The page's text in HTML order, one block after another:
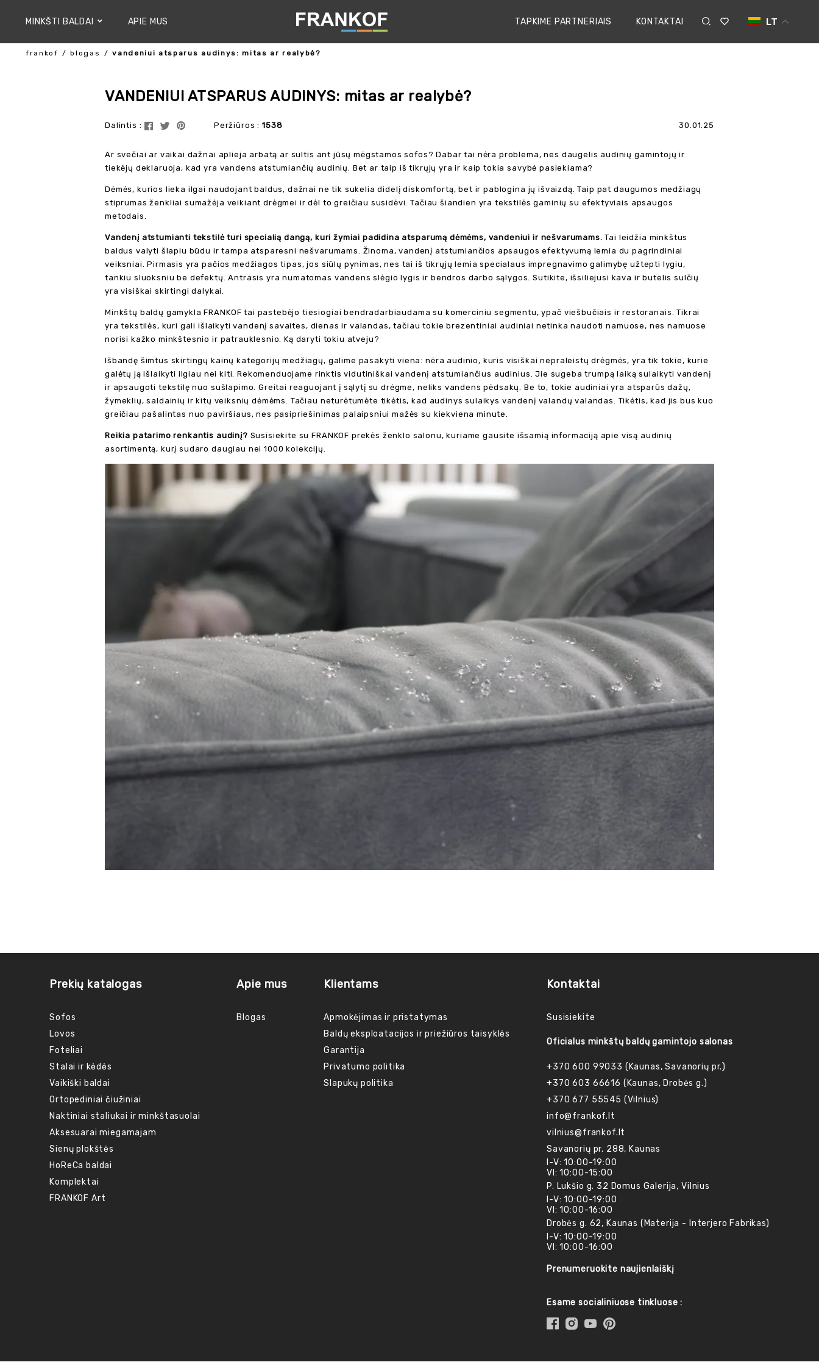
MINKŠTI BALDAI APIE MUS TAPKIME PARTNERIAIS KONTAKTAI LT
frankof blogas vandeniui atsparus audinys: mitas ar realybė?
VANDENIUI ATSPARUS AUDINYS: mitas ar realybė?
Dalintis : Peržiūros :1538 30.01.25
Ar svečiai ar vaikai dažnai aplieja arbatą ar sultis ant jūsų mėgstamos sofos? Dabar tai nėra problema, nes daugelis audinių gamintojų ir
tiekėjų deklaruoja, kad yra vandens atstumiančių audinių. Bet ar taip iš tikrųjų yra ir kaip tokia savybė pasiekiama?
Dėmės, kurios lieka ilgai naudojant baldus, dažnai ne tik sukelia didelį diskomfortą, bet ir pablogina jų išvaizdą. Taip pat daugumos medžiagų
stiprumas ženkliai sumažėja veikiant drėgmei ir dėl to greičiau susidėvi. Tačiau šiandien yra tekstilės gaminių su efektyviais apsaugos
metodais.
Vandenį atstumianti tekstilė turi specialią dangą, kuri žymiai padidina atsparumą dėmėms, vandeniui ir nešvarumams. Tai leidžia minkštus
baldus valyti šlapiu būdu ir tampa atsparesni nešvarumams. Žinoma, vandenį atstumiančios apsaugos efektyvumą lemia du pagrindiniai
veiksniai. Pirmasis yra pačios medžiagos tipas, jos siūlų pynimas, nes tai iš tikrųjų lemia specialaus impregnavimo galimybę užtepti lygiu,
tankiu sluoksniu be defektų. Antrasis yra numatomas vandens slėgio lygis ir bendros darbo sąlygos. Sutikite, išsiliejusi kava ir butelis sulčių
yra visiškai skirtingi dalykai.
Minkštų baldų gamykla FRANKOF tai pastebėjo tiesiogiai bendradarbiaudama su komerciniu segmentu, ypač viešbučiais ir restoranais. Tikrai
yra tekstilės, kuri gali išlaikyti vandenį savaites, dienas ir valandas, tačiau tokie brezentiniai audiniai netinka naudoti namuose, nes namuose
norisi kažko minkštesnio ir patrauklesnio. Ką daryti tokiu atveju?
Išbandę šimtus skirtingų kainų kategorijų medžiagų, galime pasakyti viena: nėra audinio, kuris visiškai nepraleistų drėgmės, yra tik tokie, kurie
galėtų ją išlaikyti ilgiau nei kiti. Rekomenduojame rinktis vidutiniškai vandenį atstumiančius audinius. Jie sugeba trumpą laiką sulaikyti vandenį
ir apsaugoti tekstilę nuo sušlapimo. Greitai reaguojant į sąlytį su drėgme, neliks vandens pėdsakų. Be to, tokie audiniai yra atsparūs dažų,
žymeklių, saldainių ir kitų veiksnių dėmėms. Tačiau neturėtumėte tikėtis, kad audinys sulaikys vandenį valandų valandas. Tikėtis, kad jis bus kuo
greičiau pašalintas nuo paviršiaus, nes pasipriešinimas palaipsniui mažės su kiekviena minute.
Reikia patarimo renkantis audinį? Susisiekite su FRANKOF prekės ženklo salonu, kuriame gausite išsamią informaciją apie visą audinių
asortimentą, kurį sudaro daugiau nei 1000 kolekcijų.
Prekių katalogas
Sofos
Lovos
Foteliai
Stalai ir kėdės
Vaikiški baldai
Ortopediniai čiužiniai
Naktiniai staliukai ir minkštasuolai
Aksesuarai miegamajam
Sienų plokštės
HoReCa baldai
Komplektai
FRANKOF Art
Apie mus
Blogas
Klientams
Apmokėjimas ir pristatymas
Baldų eksploatacijos ir priežiūros taisyklės
Garantija
Privatumo politika
Slapukų politika
Kontaktai
Susisiekite
Oficialus minkštų baldų gamintojo salonas
+370 600 99033 (Kaunas, Savanorių pr.)
+370 603 66616 (Kaunas, Drobės g.)
+370 677 55545 (Vilnius)
info@frankof.lt
vilnius@frankof.lt
Savanorių pr. 288, Kaunas
I-V: 10:00-19:00
VI: 10:00-15:00
P. Lukšio g. 32 Domus Galerija, Vilnius
I-V: 10:00-19:00
VI: 10:00-16:00
Drobės g. 62, Kaunas (Materija - Interjero Fabrikas)
I-V: 10:00-19:00
VI: 10:00-16:00
Prenumeruokite naujienlaiškį
Esame socialiniuose tinkluose :